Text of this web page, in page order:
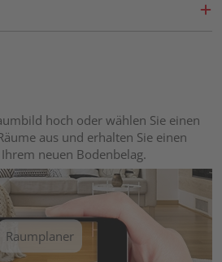
hoch oder wählen Sie einen
aus und erhalten Sie einen
neuen Bodenbelag.
Raumplaner